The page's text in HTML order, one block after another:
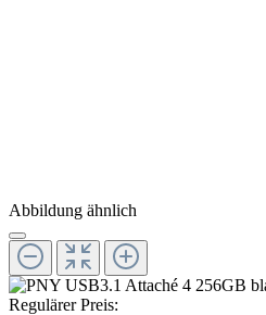
Abbildung ähnlich
Regulärer Preis: